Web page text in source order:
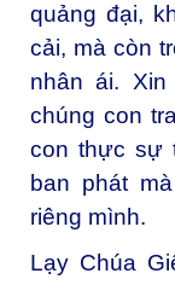
quảng đại,
cải, mà còn
nhân ái.
chúng con
con thực sự
ban phát
riêng mình.
Lạy Chúa